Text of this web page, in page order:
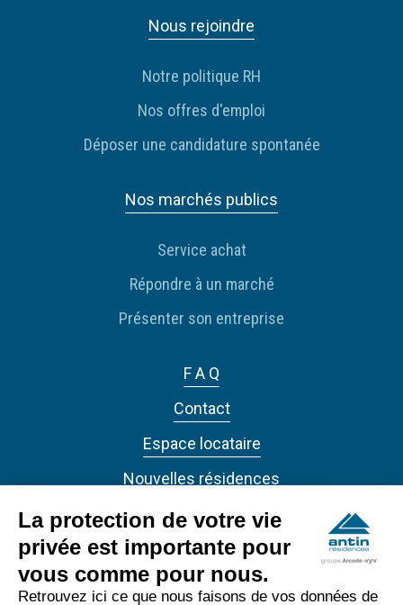
Nous rejoindre
Notre politique RH
Nos offres d'emploi
Déposer une candidature spontanée
Nos marchés publics
Service achat
Répondre à un marché
Présenter son entreprise
F A Q
Contact
Espace locataire
Nouvelles résidences
Actualités
La protection de votre vie
privée est importante pour
vous comme pour nous.
Retrouvez ici ce que nous faisons de vos données de